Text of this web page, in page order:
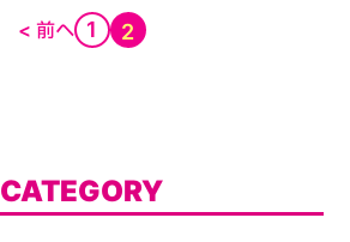
< 前へ 1 2
CATEGORY